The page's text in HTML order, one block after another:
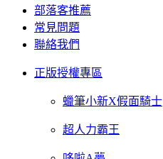
部落客推薦
常見問題
聯絡我們
正版授權專區
蠟筆小新X假面騎士
超人力霸王